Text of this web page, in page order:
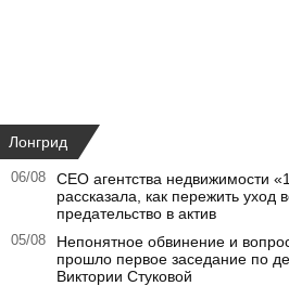
Лонгрид
06/08
CEO агентства недвижимости
рассказала, как пережить уход
предательство в актив
05/08
Непонятное обвинение и
прошло первое заседание по
Виктории Стуковой